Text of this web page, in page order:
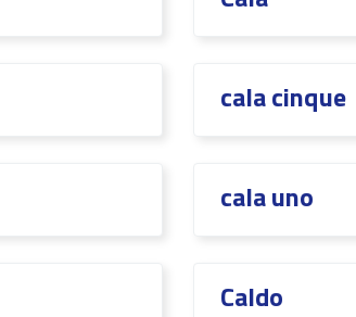
cala cinque
cala uno
Caldo